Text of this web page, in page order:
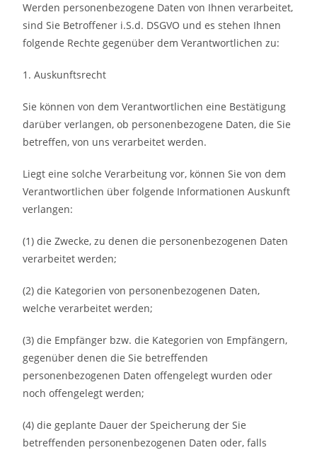
Werden personenbezogene Daten von Ihnen verarbeitet,
sind Sie Betroffener i.S.d. DSGVO und es stehen Ihnen
folgende Rechte gegenüber dem Verantwortlichen zu:
1. Auskunftsrecht
Sie können von dem Verantwortlichen eine Bestätigung
darüber verlangen, ob personenbezogene Daten, die Sie
betreffen, von uns verarbeitet werden.
Liegt eine solche Verarbeitung vor, können Sie von dem
Verantwortlichen über folgende Informationen Auskunft
verlangen:
(1) die Zwecke, zu denen die personenbezogenen Daten
verarbeitet werden;
(2) die Kategorien von personenbezogenen Daten,
welche verarbeitet werden;
(3) die Empfänger bzw. die Kategorien von Empfängern,
gegenüber denen die Sie betreffenden
personenbezogenen Daten offengelegt wurden oder
noch offengelegt werden;
(4) die geplante Dauer der Speicherung der Sie
betreffenden personenbezogenen Daten oder, falls